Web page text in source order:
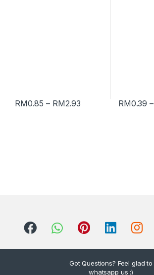
RM0.85 – RM2.93 RM0.39 –
Got Questions? Feel glad to
whatsapp us :)